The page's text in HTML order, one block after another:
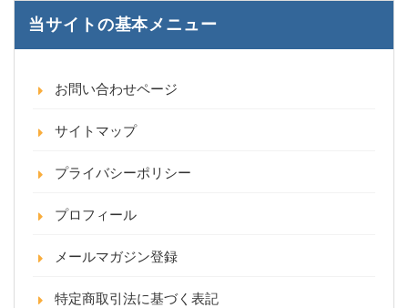
当サイトの基本メニュー
お問い合わせページ
サイトマップ
プライバシーポリシー
プロフィール
メールマガジン登録
特定商取引法に基づく表記